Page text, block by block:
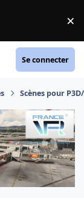
×
Se connecter
Scènes pour